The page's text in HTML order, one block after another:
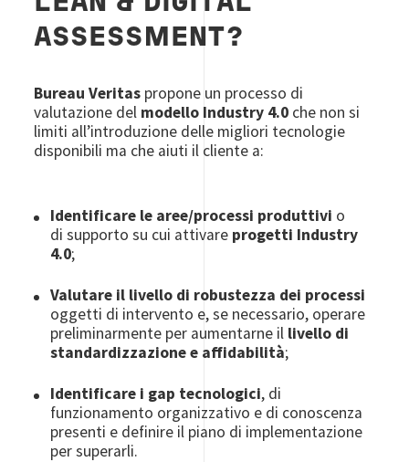
ASSESSMENT?
Bureau Veritas propone un processo di
valutazione del modello Industry 4.0 che non si
limiti all’introduzione delle migliori tecnologie
disponibili ma che aiuti il cliente a:
Identificare le aree/processi produttivi o
di supporto su cui attivare progetti Industry
4.0;
Valutare il livello di robustezza dei processi
oggetti di intervento e, se necessario, operare
preliminarmente per aumentarne il livello di
standardizzazione e affidabilità;
Identificare i gap tecnologici, di
funzionamento organizzativo e di conoscenza
presenti e definire il piano di implementazione
per superarli.